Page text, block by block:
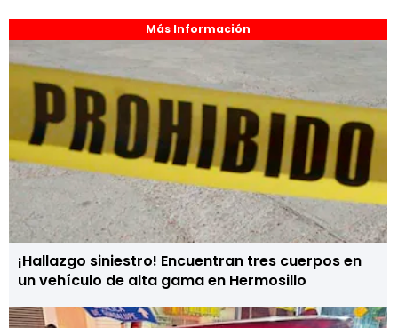
Más Información
¡Hallazgo siniestro! Encuentran tres cuerpos en
un vehículo de alta gama en Hermosillo